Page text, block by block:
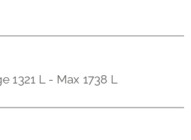
1321 L - Max 1738 L